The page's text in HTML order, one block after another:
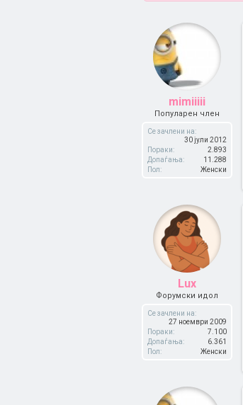
mimiiiii
Популарен член
Се зачлени на:
30 јули 2012
Пораки:
2.893
Допаѓања:
11.288
Пол:
Женски
Lux
Форумски идол
Се зачлени на:
27 ноември 2009
Пораки:
7.100
Допаѓања:
6.361
Пол:
Женски